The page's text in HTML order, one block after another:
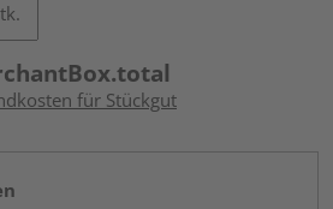
für Stückgut